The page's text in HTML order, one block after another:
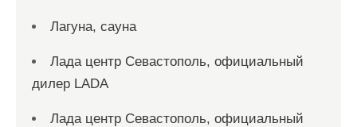
Лагуна, сауна
Лада центр Севастополь, официальный
дилер LADA
Лада центр Севастополь, официальный